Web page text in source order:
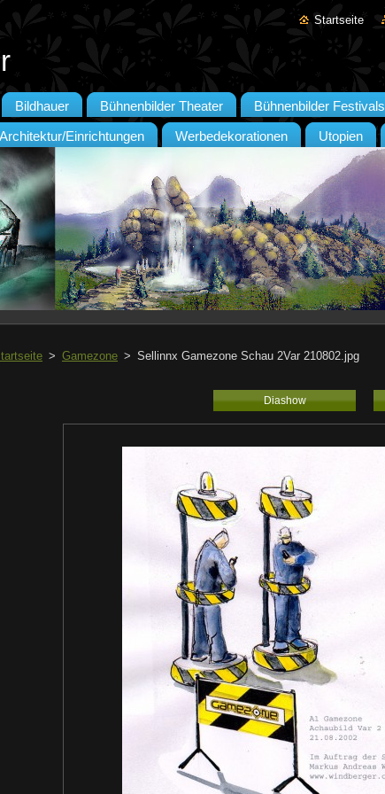
Startseite
Bildhauer Bühnenbilder Theater Bühnenbilder Festivals
Architektur/Einrichtungen Werbedekorationen Utopien
> Gamezone > Sellinnx Gamezone Schau 2Var 210802.jpg
Diashow